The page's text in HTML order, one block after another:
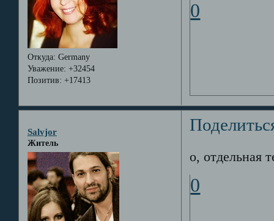
Откуда: Germany
Уважение: +32454
Позитив: +17413
0
Salvjor
Житель
о, отдельная
0